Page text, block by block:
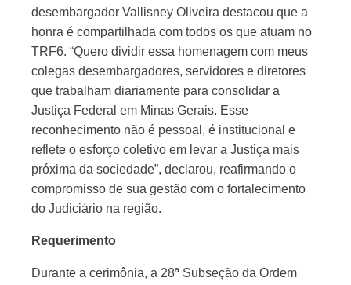
desembargador Vallisney Oliveira destacou que a
honra é compartilhada com todos os que atuam no
TRF6. “Quero dividir essa homenagem com meus
colegas desembargadores, servidores e diretores
que trabalham diariamente para consolidar a
Justiça Federal em Minas Gerais. Esse
reconhecimento não é pessoal, é institucional e
reflete o esforço coletivo em levar a Justiça mais
próxima da sociedade”, declarou, reafirmando o
compromisso de sua gestão com o fortalecimento
do Judiciário na região.
Requerimento
Durante a cerimônia, a 28ª Subseção da Ordem